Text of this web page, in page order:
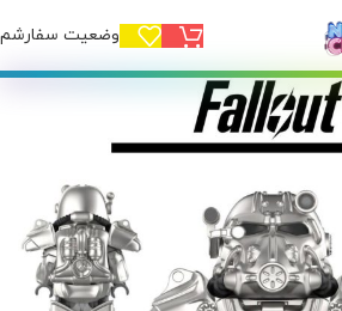
وضعیت